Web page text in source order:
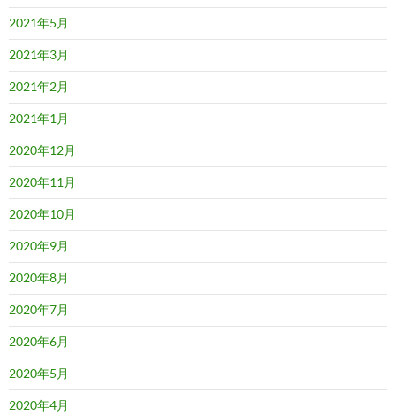
2021年5月
2021年3月
2021年2月
2021年1月
2020年12月
2020年11月
2020年10月
2020年9月
2020年8月
2020年7月
2020年6月
2020年5月
2020年4月